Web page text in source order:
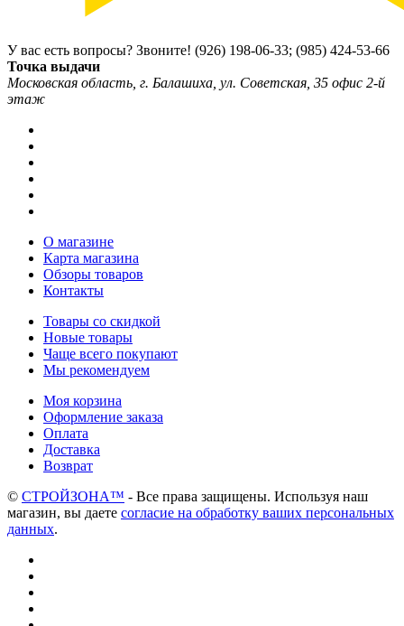
У вас есть вопросы? Звоните! (926) 198-06-33; (985) 424-53-66
Точка выдачи
Московская область, г. Балашиха, ул. Советская, 35 офис 2-й
этаж
О магазине
Карта магазина
Обзоры товаров
Контакты
Товары со скидкой
Новые товары
Чаще всего покупают
Мы рекомендуем
Моя корзина
Оформление заказа
Оплата
Доставка
Возврат
© СТРОЙЗОНА™ - Все права защищены. Используя наш
магазин, вы даете согласие на обработку ваших персональных
данных.